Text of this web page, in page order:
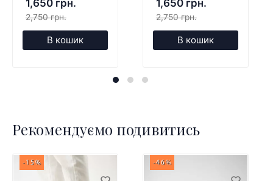
1,650 грн.
2,750 грн.
В кошик
1,650 грн.
2,750 грн.
В кошик
Рекомендуємо подивитись
-15% -46%